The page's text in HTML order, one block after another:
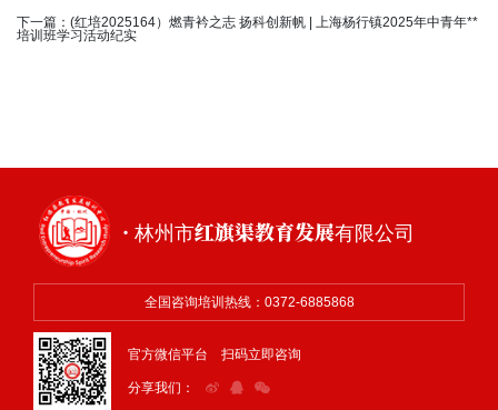
下一篇： (红培2025164）燃青衿之志 扬科创新帆 | 上海杨行镇2025年中青年**
培训班学习活动纪实
· 林州市红旗渠教育发展有限公司
全国咨询培训热线：0372-6885868
官方微信平台 扫码立即咨询
分享我们：